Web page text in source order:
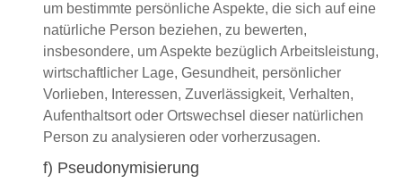
um bestimmte persönliche Aspekte, die sich auf eine
natürliche Person beziehen, zu bewerten,
insbesondere, um Aspekte bezüglich Arbeitsleistung,
wirtschaftlicher Lage, Gesundheit, persönlicher
Vorlieben, Interessen, Zuverlässigkeit, Verhalten,
Aufenthaltsort oder Ortswechsel dieser natürlichen
Person zu analysieren oder vorherzusagen.
f) Pseudonymisierung